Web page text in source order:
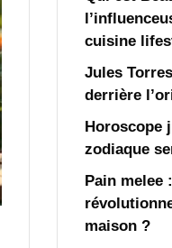
cuisine
Jules
derrière
Horoscope
zodiaque
Pain melee
maison ?